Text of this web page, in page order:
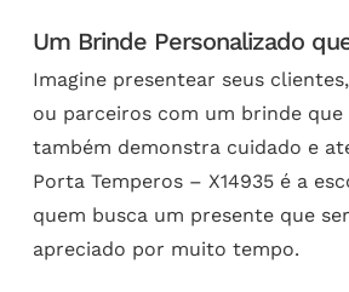
Um Brinde Personalizado
Imagine presentear seus
ou parceiros com um brinde
também demonstra cuidado e
Porta Temperos – X14935 é a
quem busca um presente que
apreciado por muito tempo.